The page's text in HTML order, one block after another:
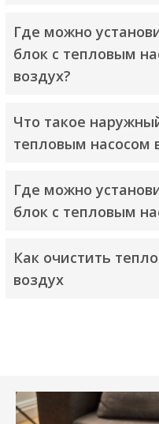
Где можно
блок с тепловым
воздух?
Что такое
тепловым насосом
Где можно
блок с тепловым
Как очистить
воздух